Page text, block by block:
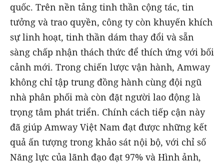
quốc. Trên nền tảng tinh thần cộng tác, tin
tưởng và trao quyền, công ty còn khuyến khích
sự linh hoạt, tinh thần dám thay đổi và sẵn
sàng chấp nhận thách thức để thích ứng với bối
cảnh mới. Trong chiến lược vận hành, Amway
không chỉ tập trung đồng hành cùng đội ngũ
nhà phân phối mà còn đặt người lao động là
trọng tâm phát triển. Chính cách tiếp cận này
đã giúp Amway Việt Nam đạt được những kết
quả ấn tượng trong khảo sát nội bộ, với chỉ số
Năng lực của lãnh đạo đạt 97% và Hình ảnh,